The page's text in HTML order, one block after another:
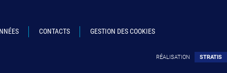
CONTACTS GESTION DES COOKIES
RÉALISATION STRATIS